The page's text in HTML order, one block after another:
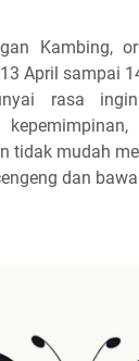
Kambing,
April sampai
rasa
tidak mudah
dan